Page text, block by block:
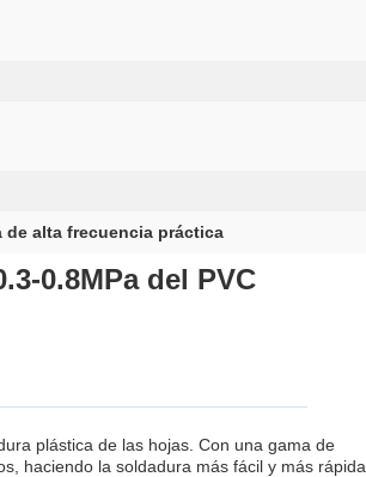
de alta frecuencia práctica
0.8MPa del PVC
plástica de las hojas. Con una gama de
haciendo la soldadura más fácil y más rápida.